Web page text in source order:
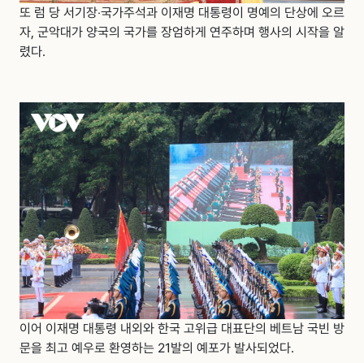
또 럼 당 서기장‧국가주석과 이재명 대통령이 명예의 단상에 오르
자, 군악대가 양국의 국가를 장엄하게 연주하며 행사의 시작을 알
렸다.
이어 이재명 대통령 내외와 한국 고위급 대표단의 베트남 국빈 방
문을 최고 예우로 환영하는 21발의 예포가 발사되었다.